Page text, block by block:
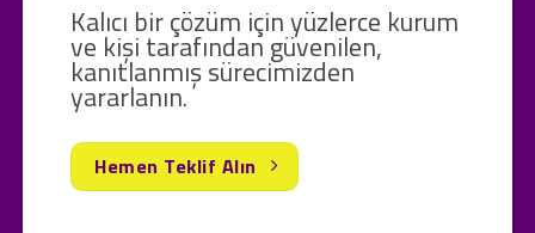
Kalıcı bir çözüm için yüzlerce kurum
ve kişi tarafından güvenilen,
kanıtlanmış sürecimizden
yararlanın.
Hemen Teklif Alın